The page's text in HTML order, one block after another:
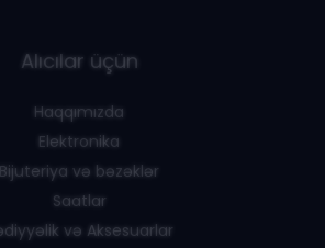
Alıcılar üçün
Haqqımızda
Elektronika
Bijuteriya və bəzəklər
Saatlar
və Aksesuarlar